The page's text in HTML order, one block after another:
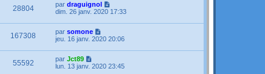
28804 par draguignol
dim. 26 janv. 2020 17:33
167308 par somone
jeu. 16 janv. 2020 20:06
55592 par Jct89
lun. 13 janv. 2020 23:45